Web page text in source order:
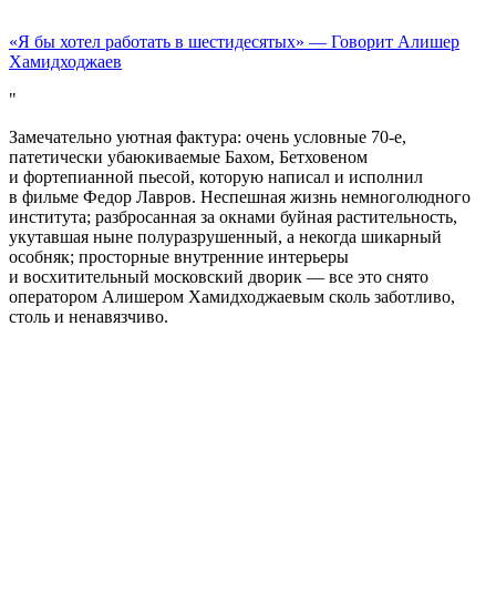
«Я бы хотел работать в шестидесятых» — Говорит Алишер
Хамидходжаев
Замечательно уютная фактура: очень условные 70-е,
патетически убаюкиваемые Бахом, Бетховеном
и фортепианной пьесой, которую написал и исполнил
в фильме Федор Лавров. Неспешная жизнь немноголюдного
института; разбросанная за окнами буйная растительность,
укутавшая ныне полуразрушенный, а некогда шикарный
особняк; просторные внутренние интерьеры
и восхитительный московский дворик — все это снято
оператором Алишером Хамидходжаевым сколь заботливо,
столь и ненавязчиво.